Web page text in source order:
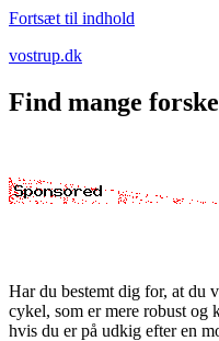
Fortsæt til indhold
vostrup.dk
Find mange
Har du bestemt dig for, at du
cykel, som er mere robust og
hvis du er på udkig efter en